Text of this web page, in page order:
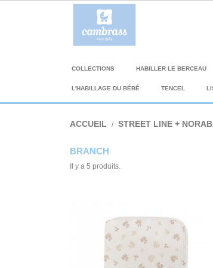
COLLECTIONS HABILLER LE BERCEAU
L'HABILLAGE DU BÉBÉ TENCEL
ACCUEIL STREET LINE +
BRANCH
Il y a 5 produits.